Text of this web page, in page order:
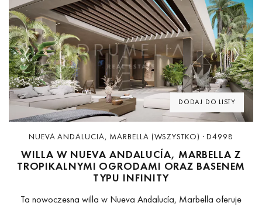
DODAJ DO LISTY
Previous Next
NUEVA ANDALUCIA, MARBELLA (WSZYSTKO) · D4998
WILLA W NUEVA ANDALUCÍA, MARBELLA Z
TROPIKALNYMI OGRODAMI ORAZ BASENEM
TYPU INFINITY
Ta nowoczesna willa w Nueva Andalucía, Marbella oferuje